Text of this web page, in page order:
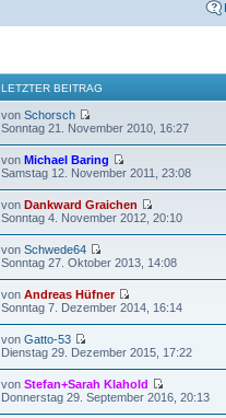
LETZTER BEITRAG
vonSchorsch
Sonntag 21. November 2010, 16:27
vonMichael Baring
Samstag 12. November 2011, 23:08
vonDankward Graichen
Sonntag 4. November 2012, 20:10
vonSchwede64
Sonntag 27. Oktober 2013, 14:08
vonAndreas Hüfner
Sonntag 7. Dezember 2014, 16:14
vonGatto-53
Dienstag 29. Dezember 2015, 17:22
vonStefan+Sarah Klahold
Donnerstag 29. September 2016, 20:13